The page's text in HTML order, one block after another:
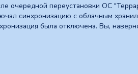
очередной переустановки ОС
синхронизацию с облачным
была отключена. Вы,